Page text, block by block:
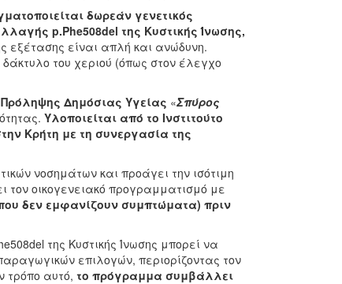
δωρεάν γενετικός
p.Phe508del της Κυστικής Ίνωσης,
εξέτασης είναι απλή και ανώδυνη.
του χεριού (όπως στον έλεγχο
Δημόσιας Υγείας «Σπύρος
Υλοποιείται από το Ινστιτούτο
Κρήτη με τη συνεργασία της
νοσημάτων και προάγει την ισότιμη
τον οικογενειακό προγραμματισμό με
δεν εμφανίζουν συμπτώματα) πριν
της Κυστικής Ίνωσης μπορεί να
επιλογών, περιορίζοντας τον
τρόπο αυτό, το πρόγραμμα συμβάλλει